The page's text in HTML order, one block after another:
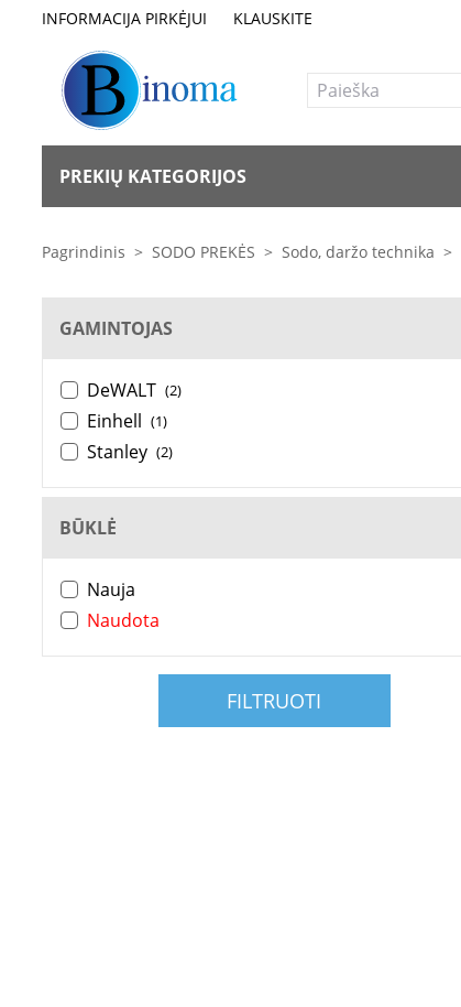
INFORMACIJA PIRKĖJUI KLAUSKITE
PREKIŲ KATEGORIJOS
Pagrindinis > SODO PREKĖS > Sodo, daržo technika >
GAMINTOJAS
DeWALT (2)
Einhell (1)
Stanley (2)
BŪKLĖ
Nauja
Naudota
FILTRUOTI